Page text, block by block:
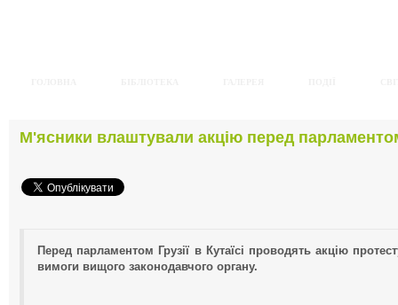
М'ясники влаштували акцію перед
Перед парламентом Грузії в Кутаїсі проводять акцію
вимоги вищого законодавчого органу.